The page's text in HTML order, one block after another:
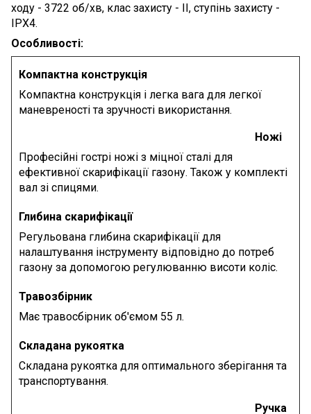
ходу - 3722 об/хв, клас захисту - ІІ, ступінь захисту -
IPX4.
Особливості:
Компактна конструкція
Компактна конструкція і легка вага для легкої
маневреності та зручності використання.
Ножі
Професійні гострі ножі з міцної сталі для
ефективної скарифікації газону. Також у комплекті
вал зі спицями.
Глибина скарифікації
Регульована глибина скарифікації для
налаштування інструменту відповідно до потреб
газону за допомогою регулюванню висоти коліс.
Травозбірник
Має травосбірник об'ємом 55 л.
Складана рукоятка
Складана рукоятка для оптимального зберігання та
транспортування.
Ручка